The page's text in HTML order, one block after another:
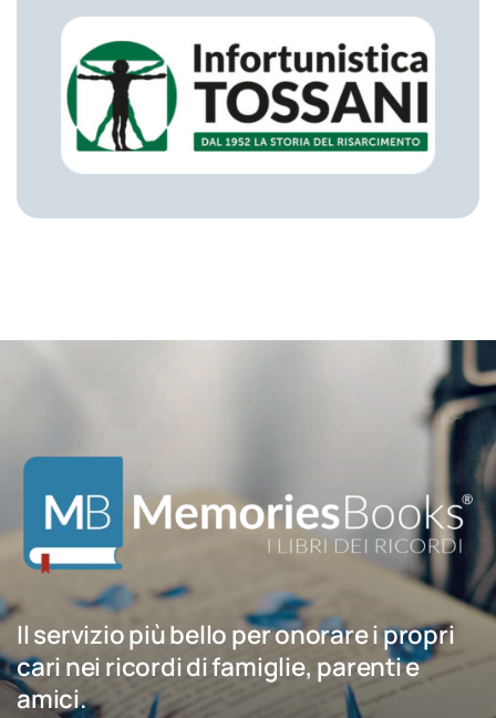
Il servizio più bello per onorare i propri
cari nei ricordi di famiglie, parenti e
amici.